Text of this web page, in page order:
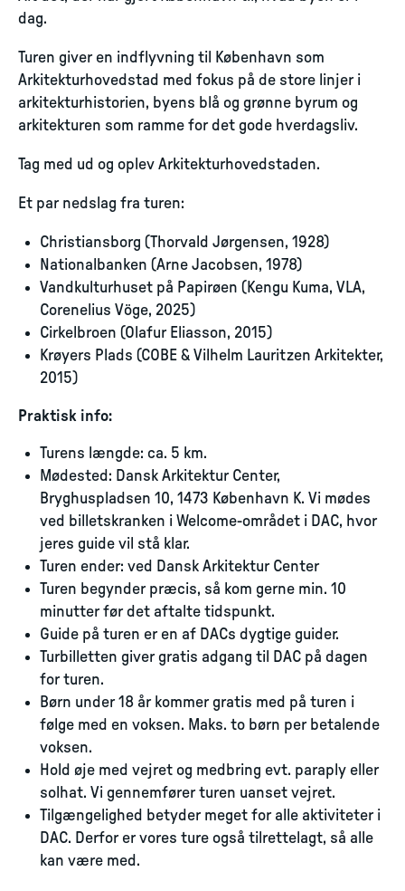
dag.
Turen giver en indflyvning til København som
Arkitekturhovedstad med fokus på de store linjer i
arkitekturhistorien, byens blå og grønne byrum og
arkitekturen som ramme for det gode hverdagsliv.
Tag med ud og oplev Arkitekturhovedstaden.
Et par nedslag fra turen:
Christiansborg (Thorvald Jørgensen, 1928)
Nationalbanken (Arne Jacobsen, 1978)
Vandkulturhuset på Papirøen (Kengu Kuma, VLA,
Corenelius Vöge, 2025)
Cirkelbroen (Olafur Eliasson, 2015)
Krøyers Plads (COBE & Vilhelm Lauritzen Arkitekter,
2015)
Praktisk info:
Turens længde: ca. 5 km.
Mødested: Dansk Arkitektur Center,
Bryghuspladsen 10, 1473 København K. Vi mødes
ved billetskranken i Welcome-området i DAC, hvor
jeres guide vil stå klar.
Turen ender: ved Dansk Arkitektur Center
Turen begynder præcis, så kom gerne min. 10
minutter før det aftalte tidspunkt.
Guide på turen er en af DACs dygtige guider.
Turbilletten giver gratis adgang til DAC på dagen
for turen.
Børn under 18 år kommer gratis med på turen i
følge med en voksen. Maks. to børn per betalende
voksen.
Hold øje med vejret og medbring evt. paraply eller
solhat. Vi gennemfører turen uanset vejret.
Tilgængelighed betyder meget for alle aktiviteter i
DAC. Derfor er vores ture også tilrettelagt, så alle
kan være med.